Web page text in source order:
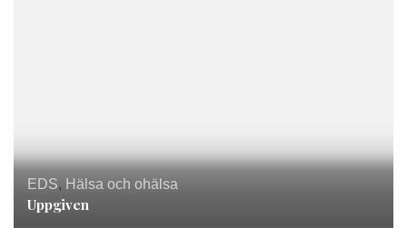
EDS, Hälsa och ohälsa
Uppgiven